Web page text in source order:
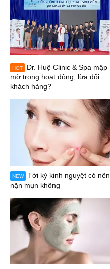
HOT
Dr. Huệ Clinic & Spa mập
mờ trong hoạt động, lừa dối
khách hàng?
NEW
Tới kỳ kinh nguyệt có nên
nặn mụn không